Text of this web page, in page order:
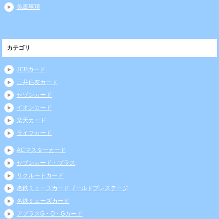
免責事項
カテゴリ
JCBカード
三井住友カード
セゾンカード
イオンカード
楽天カード
ライフカード
ACマスターカード
セブンカード・プラス
リクルートカード
名鉄ミューズカードゴールドプレステージ
名鉄ミューズカード
アプラスG・O・Gカード